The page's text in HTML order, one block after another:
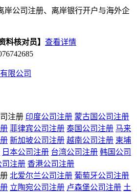
岸公司注册、离岸银行开户与海外企
料核对员】 查看详情
注册 印度公司注册 蒙古国公司注册
菲律宾公司注册 泰国公司注册 马来
新加坡公司注册 越南公司注册 柬埔
日本公司注册 台湾公司注册 韩国公司
司注册 香港公司注册
北爱尔兰公司注册 葡萄牙公司注册
立陶宛公司注册 卢森堡公司注册 土